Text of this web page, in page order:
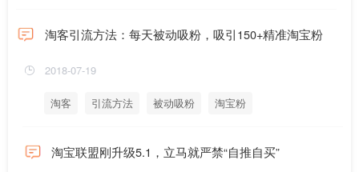
淘客引流方法：每天被动吸粉，吸引150+精准淘宝粉
2018-07-19
淘客 引流方法 被动吸粉 淘宝粉
淘宝联盟刚升级5.1，立马就严禁“自推自买”